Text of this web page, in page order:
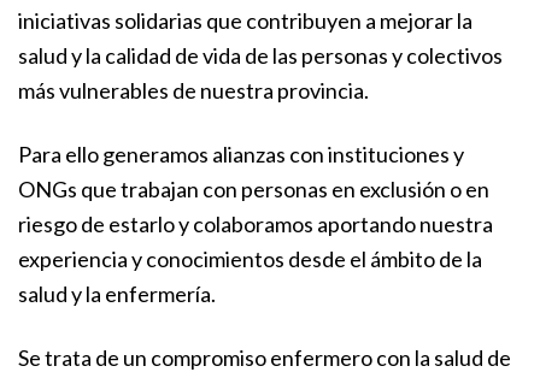
iniciativas solidarias que contribuyen a mejorar la
salud y la calidad de vida de las personas y colectivos
más vulnerables de nuestra provincia.
Para ello generamos alianzas con instituciones y
ONGs que trabajan con personas en exclusión o en
riesgo de estarlo y colaboramos aportando nuestra
experiencia y conocimientos desde el ámbito de la
salud y la enfermería.
Se trata de un compromiso enfermero con la salud de